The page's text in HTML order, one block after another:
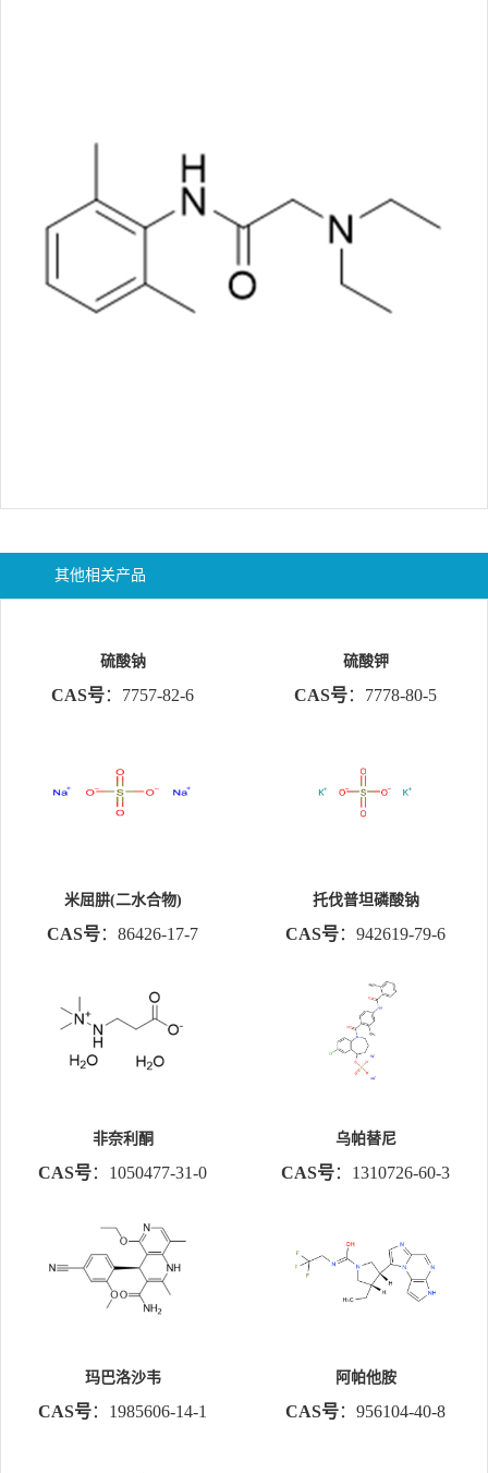
其他相关产品
硫酸钠
CAS号：7757-82-6
硫酸钾
CAS号：7778-80-5
米屈肼(二水合物)
CAS号：86426-17-7
托伐普坦磷酸钠
CAS号：942619-79-6
非奈利酮
CAS号：1050477-31-0
乌帕替尼
CAS号：1310726-60-3
玛巴洛沙韦
CAS号：1985606-14-1
阿帕他胺
CAS号：956104-40-8